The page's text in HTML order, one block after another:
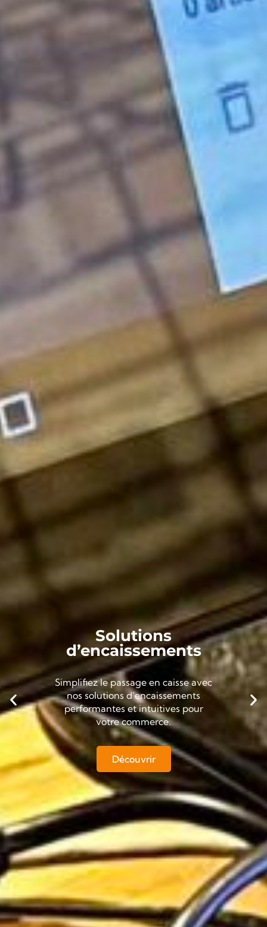
Solutions
d’encaissements
Simplifiez le passage en caisse avec
nos solutions d’encaissements
performantes et intuitives pour
votre commerce.
Découvrir